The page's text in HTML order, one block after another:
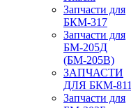
Запчасти для
БКМ-317
Запчасти для
БМ-205Д
(БМ-205В)
ЗАПЧАСТИ
ДЛЯ БКМ-811
Запчасти для